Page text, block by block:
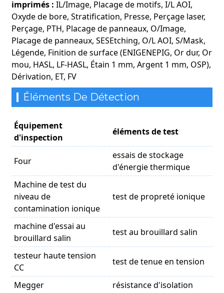
imprimés : IL/Image, Placage de motifs, I/L AOI,
Oxyde de bore, Stratification, Presse, Perçage laser,
Perçage, PTH, Placage de panneaux, O/Image,
Placage de panneaux, SESEtching, O/L AOI, S/Mask,
Légende, Finition de surface (ENIGENEPIG, Or dur, Or
mou, HASL, LF-HASL, Étain 1 mm, Argent 1 mm, OSP),
Dérivation, ET, FV
Éléments De Détection
Équipement
d'inspection
éléments de test
Four
essais de stockage
d'énergie thermique
Machine de test du
niveau de
contamination ionique
test de propreté ionique
machine d'essai au
brouillard salin
test au brouillard salin
testeur haute tension
CC
test de tenue en tension
Megger
résistance d'isolation